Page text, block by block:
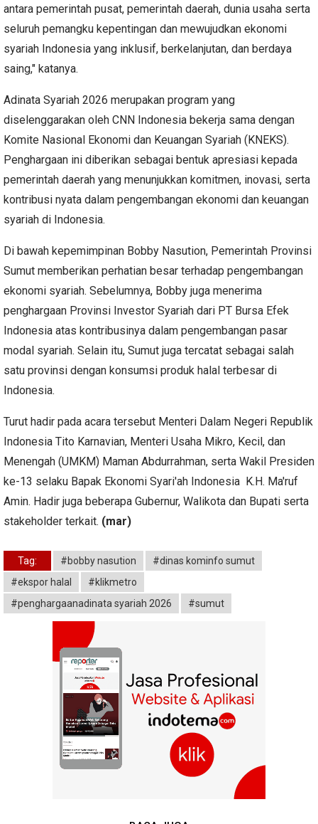
antara pemerintah pusat, pemerintah daerah, dunia usaha serta
seluruh pemangku kepentingan dan mewujudkan ekonomi
syariah Indonesia yang inklusif, berkelanjutan, dan berdaya
saing," katanya.
Adinata Syariah 2026 merupakan program yang
diselenggarakan oleh CNN Indonesia bekerja sama dengan
Komite Nasional Ekonomi dan Keuangan Syariah (KNEKS).
Penghargaan ini diberikan sebagai bentuk apresiasi kepada
pemerintah daerah yang menunjukkan komitmen, inovasi, serta
kontribusi nyata dalam pengembangan ekonomi dan keuangan
syariah di Indonesia.
Di bawah kepemimpinan Bobby Nasution, Pemerintah Provinsi
Sumut memberikan perhatian besar terhadap pengembangan
ekonomi syariah. Sebelumnya, Bobby juga menerima
penghargaan Provinsi Investor Syariah dari PT Bursa Efek
Indonesia atas kontribusinya dalam pengembangan pasar
modal syariah. Selain itu, Sumut juga tercatat sebagai salah
satu provinsi dengan konsumsi produk halal terbesar di
Indonesia.
Turut hadir pada acara tersebut Menteri Dalam Negeri Republik
Indonesia Tito Karnavian, Menteri Usaha Mikro, Kecil, dan
Menengah (UMKM) Maman Abdurrahman, serta Wakil Presiden
ke-13 selaku Bapak Ekonomi Syari'ah Indonesia K.H. Ma'ruf
Amin. Hadir juga beberapa Gubernur, Walikota dan Bupati serta
stakeholder terkait. (mar)
Tag: #bobby nasution
#dinas kominfo sumut
#ekspor halal
#klikmetro
#penghargaanadinata syariah 2026
#sumut